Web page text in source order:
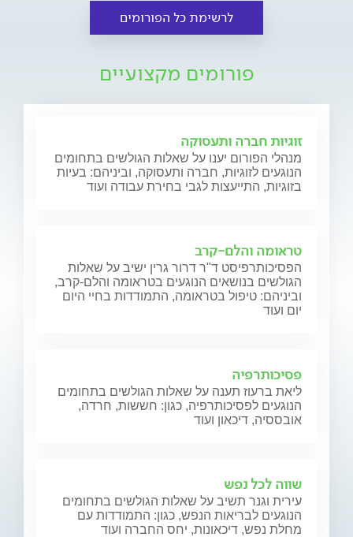
לרשימת כל הפורומים
פורומים מקצועיים
זוגיות חברה ותעסוקה
מנהלי הפורום יענו על שאלות הגולשים בתחומים
הנוגעים לזוגיות, חברה ותעסוקה, וביניהם: בעיות
בזוגיות, התייעצות לגבי בחירת עבודה ועוד
טראומה והלם-קרב
הפסיכותרפיסט ד"ר דרור גרין ישיב על שאלות
הגולשים בנושאים הנוגעים בטראומה והלם-קרב,
וביניהם: טיפול בטראומה, התמודדות בחיי היום
יום ועוד
פסיכותרפיה
ליאת ברעוז תענה על שאלות הגולשים בתחומים
הנוגעים לפסיכותרפיה, כגון: חששות, חרדה,
אובססיה, דיכאון ועוד
שווה לכל נפש
עירית וגנר תשיב על שאלות הגולשים בתחומים
הנוגעים לבריאות הנפש, כגון: התמודדות עם
מחלת נפש, דיכאונות, יחס החברה ועוד